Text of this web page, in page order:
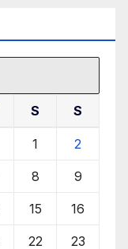
S S
1 2
8 9
15 16
22 23